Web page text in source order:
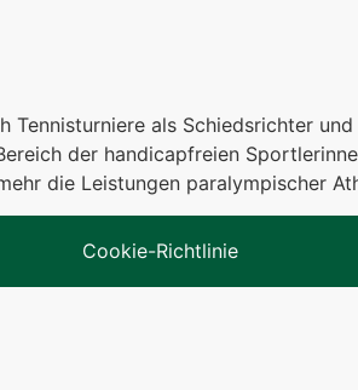
Tennisturniere als Schiedsrichter
der handicapfreien
die Leistungen paralympischer
Cookie-Richtlinie